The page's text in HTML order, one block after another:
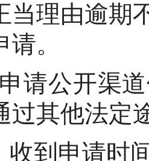
当理由逾期
。
请公开渠
过其他法定
收到申请时